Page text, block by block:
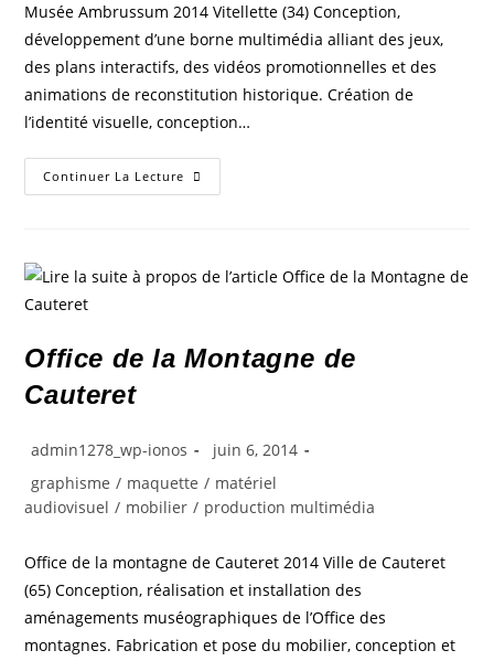
Musée Ambrussum 2014 Vitellette (34) Conception,
développement d’une borne multimédia alliant des jeux,
des plans interactifs, des vidéos promotionnelles et des
animations de reconstitution historique. Création de
l’identité visuelle, conception…
Continuer La Lecture
Office de la Montagne de
Cauteret
admin1278_wp-ionos
juin 6, 2014
graphisme / maquette / matériel
audiovisuel / mobilier / production multimédia
Office de la montagne de Cauteret 2014 Ville de Cauteret
(65) Conception, réalisation et installation des
aménagements muséographiques de l’Office des
montagnes. Fabrication et pose du mobilier, conception et